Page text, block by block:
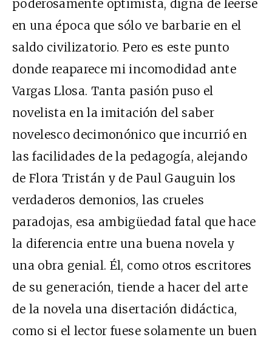
poderosamente optimista, digna de leerse
en una época que sólo ve barbarie en el
saldo civilizatorio. Pero es este punto
donde reaparece mi incomodidad ante
Vargas Llosa. Tanta pasión puso el
novelista en la imitación del saber
novelesco decimonónico que incurrió en
las facilidades de la pedagogía, alejando
de Flora Tristán y de Paul Gauguin los
verdaderos demonios, las crueles
paradojas, esa ambigüedad fatal que hace
la diferencia entre una buena novela y
una obra genial. Él, como otros escritores
de su generación, tiende a hacer del arte
de la novela una disertación didáctica,
como si el lector fuese solamente un buen